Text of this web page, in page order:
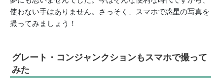
使わない手はありません。さっそく、スマホで惑星の写真を
撮ってみましょう！
グレート・コンジャンクションもスマホで撮って
みた